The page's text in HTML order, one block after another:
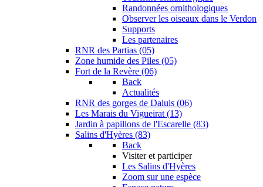
Randonnées ornithologiques
Observer les oiseaux dans le Verdon
Supports
Les partenaires
RNR des Partias (05)
Zone humide des Piles (05)
Fort de la Revère (06)
Back
Actualités
RNR des gorges de Daluis (06)
Les Marais du Vigueirat (13)
Jardin à papillons de l'Escarelle (83)
Salins d'Hyères (83)
Back
Visiter et participer
Les Salins d'Hyères
Zoom sur une espèce